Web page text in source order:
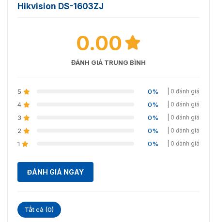
Hikvision DS-1603ZJ
0.00
ĐÁNH GIÁ TRUNG BÌNH
5 0% | 0 đánh giá
4 0% | 0 đánh giá
3 0% | 0 đánh giá
2 0% | 0 đánh giá
1 0% | 0 đánh giá
ĐÁNH GIÁ NGAY
Tất cả (0)